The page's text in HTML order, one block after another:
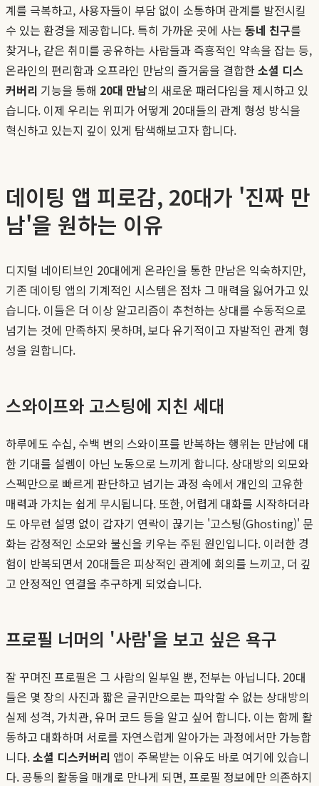
계를 극복하고, 사용자들이 부담 없이 소통하며 관계를 발전시킬
수 있는 환경을 제공합니다. 특히 가까운 곳에 사는 동네 친구를
찾거나, 같은 취미를 공유하는 사람들과 즉흥적인 약속을 잡는 등,
온라인의 편리함과 오프라인 만남의 즐거움을 결합한소셜 디스
커버리 기능을 통해 20대 만남의 새로운 패러다임을 제시하고 있
습니다. 이제 우리는 위피가 어떻게 20대들의 관계 형성 방식을
혁신하고 있는지 깊이 있게 탐색해보고자 합니다.
데이팅 앱 피로감, 20대가 '진짜 만
남'을 원하는 이유
디지털 네이티브인 20대에게 온라인을 통한 만남은 익숙하지만,
기존 데이팅 앱의 기계적인 시스템은 점차 그 매력을 잃어가고 있
습니다. 이들은 더 이상 알고리즘이 추천하는 상대를 수동적으로
넘기는 것에 만족하지 못하며, 보다 유기적이고 자발적인 관계 형
성을 원합니다.
스와이프와 고스팅에 지친 세대
하루에도 수십, 수백 번의 스와이프를 반복하는 행위는 만남에 대
한 기대를 설렘이 아닌 노동으로 느끼게 합니다. 상대방의 외모와
스펙만으로 빠르게 판단하고 넘기는 과정 속에서 개인의 고유한
매력과 가치는 쉽게 무시됩니다. 또한, 어렵게 대화를 시작하더라
도 아무런 설명 없이 갑자기 연락이 끊기는 '고스팅(Ghosting)' 문
화는 감정적인 소모와 불신을 키우는 주된 원인입니다. 이러한 경
험이 반복되면서 20대들은 피상적인 관계에 회의를 느끼고, 더 깊
고 안정적인 연결을 추구하게 되었습니다.
프로필 너머의 '사람'을 보고 싶은 욕구
잘 꾸며진 프로필은 그 사람의 일부일 뿐, 전부는 아닙니다. 20대
들은 몇 장의 사진과 짧은 글귀만으로는 파악할 수 없는 상대방의
실제 성격, 가치관, 유머 코드 등을 알고 싶어 합니다. 이는 함께 활
동하고 대화하며 서로를 자연스럽게 알아가는 과정에서만 가능합
니다.소셜 디스커버리 앱이 주목받는 이유도 바로 여기에 있습니
다. 공통의 활동을 매개로 만나게 되면, 프로필 정보에만 의존하지